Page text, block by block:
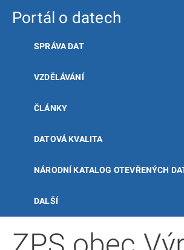
Portál o datech
SPRÁVA DAT
VZDĚLÁVÁNÍ
ČLÁNKY
DATOVÁ KVALITA
NÁRODNÍ KATALOG OTEVŘENÝCH
DALŠÍ